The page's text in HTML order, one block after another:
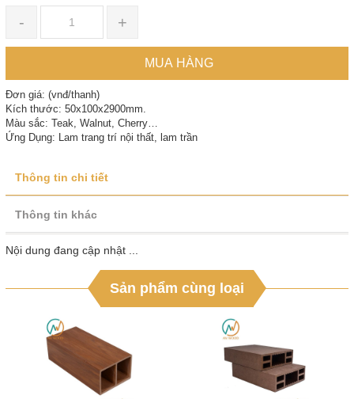
- +
MUA HÀNG
Đơn giá: (vnđ/thanh)
Kích thước: 50x100x2900mm.
Màu sắc: Teak, Walnut, Cherry…
Ứng Dụng: Lam trang trí nội thất, lam trần
Thông tin chi tiết
Thông tin khác
Nội dung đang cập nhật ...
Sản phẩm cùng loại